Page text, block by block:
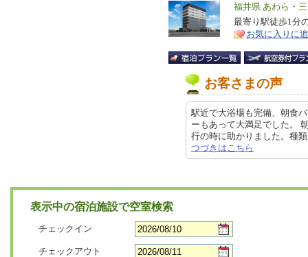
エ
リ
ア
福井県 あわら・
特
徴
最寄り駅徒歩1分
お気に入りに
お客さまの声
駅近で大浴場も完備、朝食
ーもあって大満足でした。
行の時に助かりました。種
つづきはこちら
表示中の宿泊施設で空室検索
チェックイン
チェックアウト